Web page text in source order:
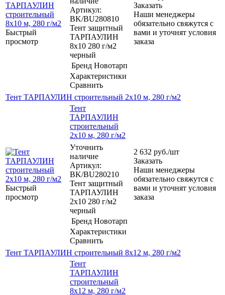
Быстрый
просмотр
Артикул:
BK/BU280810
Тент защитный
ТАРПАУЛИН
8х10 280 г/м2
черный
Бренд Новотарп
Характеристики
Сравнить
Заказать
Наши менеджеры
обязательно свяжутся с
вами и уточнят условия
заказа
Тент ТАРПАУЛИН строительный 2х10 м, 280 г/м2
Быстрый
просмотр
Тент
ТАРПАУЛИН
строительный
2х10 м, 280 г/м2
Уточнить
наличие
Артикул:
BK/BU280210
Тент защитный
ТАРПАУЛИН
2х10 280 г/м2
черный
Бренд Новотарп
Характеристики
Сравнить
2 632 руб./шт
Заказать
Наши менеджеры
обязательно свяжутся с
вами и уточнят условия
заказа
Тент ТАРПАУЛИН строительный 8х12 м, 280 г/м2
Тент
ТАРПАУЛИН
строительный
8х12 м, 280 г/м2